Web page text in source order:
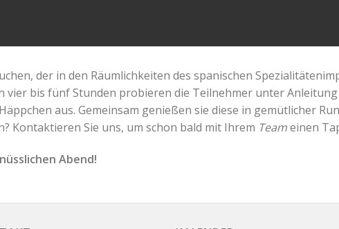
der in den Räumlichkeiten des spanischen
vier bis fünf Stunden probieren die Teilnehmer unter
aus. Gemeinsam genießen sie diese in gemütlicher
Kontaktieren Sie uns, um schon bald mit Ihrem Teameinen
Abend!